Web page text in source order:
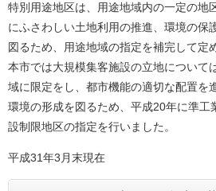
特別用途地区は、用途地域内の一定の地
にふさわしい土地利用の推進、環境の保
図るため、用途地域の指定を補完して定
本市では大規模集客施設の立地について
域に限定をし、都市機能の適切な配置を
環境の形成を図るため、平成20年に準工
設制限地区の指定を行いました。
平成31年3月末現在